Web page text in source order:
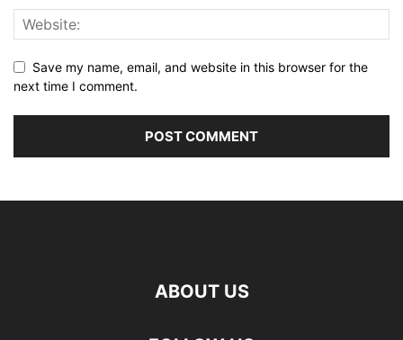
Save my name, email, and website in this browser for the
next time I comment.
ABOUT US